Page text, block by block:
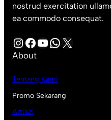
nostrud exercitation
ea commodo consequat.
InstagramFacebook YouTube WhatsApp X
About
Tentang Kami
Promo Sekarang
Artikel